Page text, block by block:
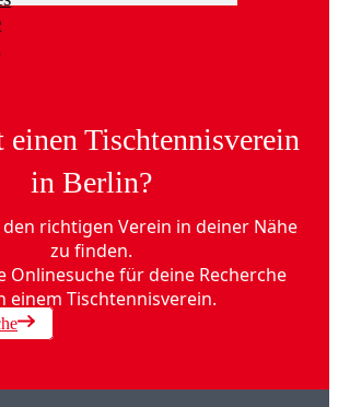
einen Tischtennisverein
in Berlin?
richtigen Verein in deiner Nähe
zu finden.
Onlinesuche für deine Recherche
einem Tischtennisverein.